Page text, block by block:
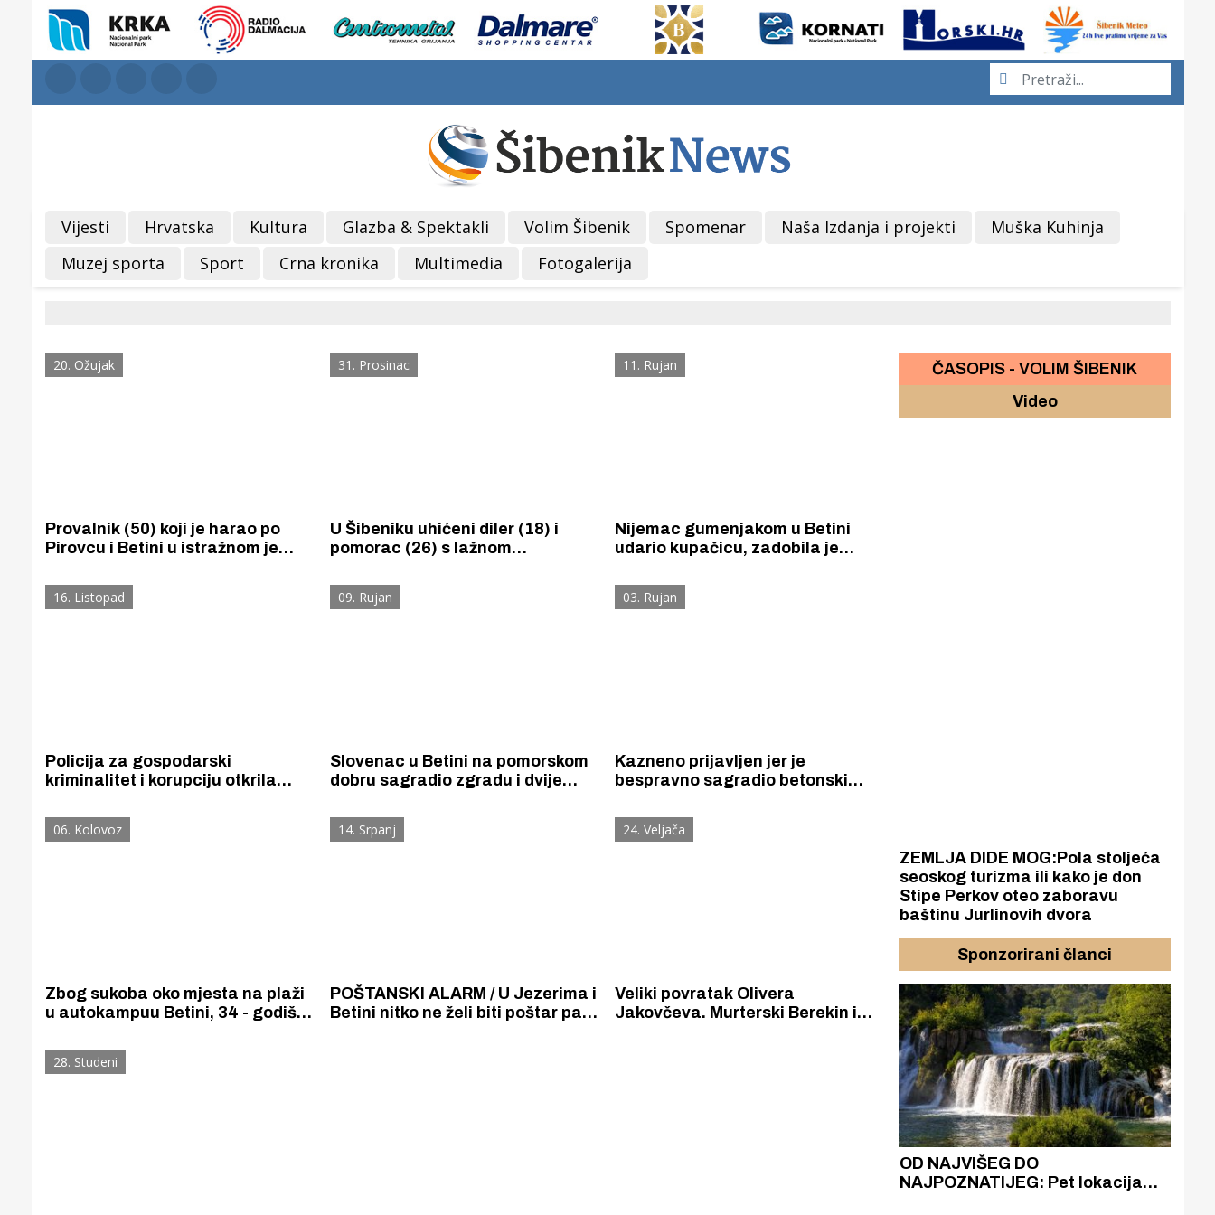
Vijesti Hrvatska Kultura Glazba & Spektakli Volim Šibenik Spomenar Naša Izdanja i projekti
Muška Kuhinja
Muzej sporta
Sport Crna kronika Multimedia Fotogalerija
20. Ožujak
Provalnik (50) koji je harao po
Pirovcu i Betini u istražnom je
i vodokotlića do bicikla i solarnih
panela.
31. Prosinac
U Šibeniku uhićeni diler (18) i
pomorac (26) s lažnom
motociklist vozio drogiranog
putnika, a u Vodicama uhićen
11. Rujan
Nijemac gumenjakom u Betini
udario kupačicu, zadobila je
16. Listopad
Policija za gospodarski
kriminalitet i korupciju otkrila
bespravno gradila na području od
posebnog interesa za državu
09. Rujan
Slovenac u Betini na pomorskom
dobru sagradio zgradu i dvije
prijavljen
03. Rujan
Kazneno prijavljen jer je
bespravno sagradio betonski
pojasu u Betini
06. Kolovoz
Zbog sukoba oko mjesta na plaži
u autokampuu Betini, 34 - godišnji
14. Srpanj
POŠTANSKI ALARM / U Jezerima i
Betini nitko ne želi biti poštar pa
24. Veljača
Veliki povratak Olivera
Jakovčeva. Murterski Berekin ima
28. Studeni
ČASOPIS - VOLIM ŠIBENIK
Video
ZEMLJA DIDE MOG:Pola stoljeća
seoskog turizma ili kako je don
Stipe Perkov oteo zaboravu
baštinu Jurlinovih dvora
Sponzorirani članci
OD NAJVIŠEG DO
NAJPOZNATIJEG: Pet lokacija